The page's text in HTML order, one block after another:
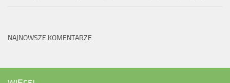
NAJNOWSZE KOMENTARZE